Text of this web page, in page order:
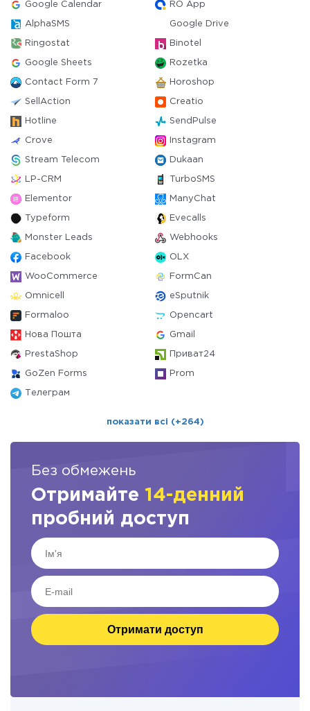
Google Calendar RO App
AlphaSMS Google Drive
Ringostat Binotel
Google Sheets Rozetka
Contact Form 7 Horoshop
SellAction Creatio
Hotline SendPulse
Crove Instagram
Stream Telecom Dukaan
LP-CRM TurboSMS
Elementor ManyChat
Typeform Evecalls
Monster Leads Webhooks
Facebook OLX
WooCommerce FormCan
Omnicell eSputnik
Formaloo Opencart
Нова Пошта Gmail
PrestaShop Приват24
GoZen Forms Prom
Телеграм
показати всі (+264)
Без обмежень
Отримайте 14-денний
пробний доступ
Отримати доступ